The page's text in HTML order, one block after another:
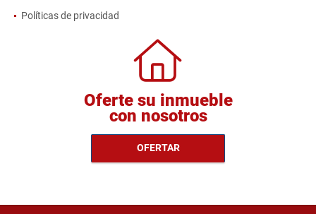
Políticas de privacidad
Oferte su inmueble
con nosotros
OFERTAR